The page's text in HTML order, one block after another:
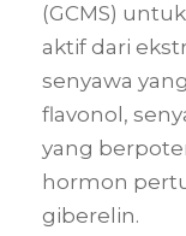
(GCMS)
aktif dari
senyawa
flavonol,
yang
hormon
giberelin.